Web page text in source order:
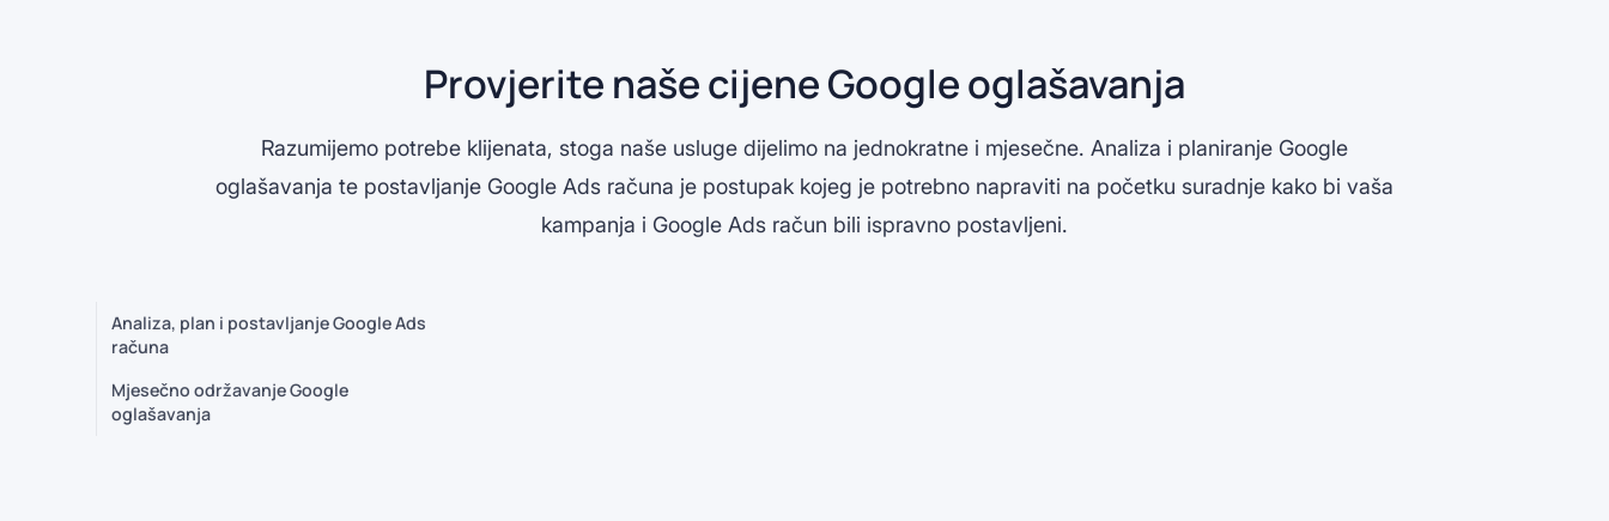
Provjerite naše cijene Google oglašavanja
Razumijemo potrebe klijenata, stoga naše usluge dijelimo na jednokratne i mjesečne. Analiza i planiranje Google
oglašavanja te postavljanje Google Ads računa je postupak kojeg je potrebno napraviti na početku suradnje kako bi vaša
kampanja i Google Ads račun bili ispravno postavljeni.
Analiza, plan i postavljanje Google Ads
računa
Mjesečno održavanje Google
oglašavanja